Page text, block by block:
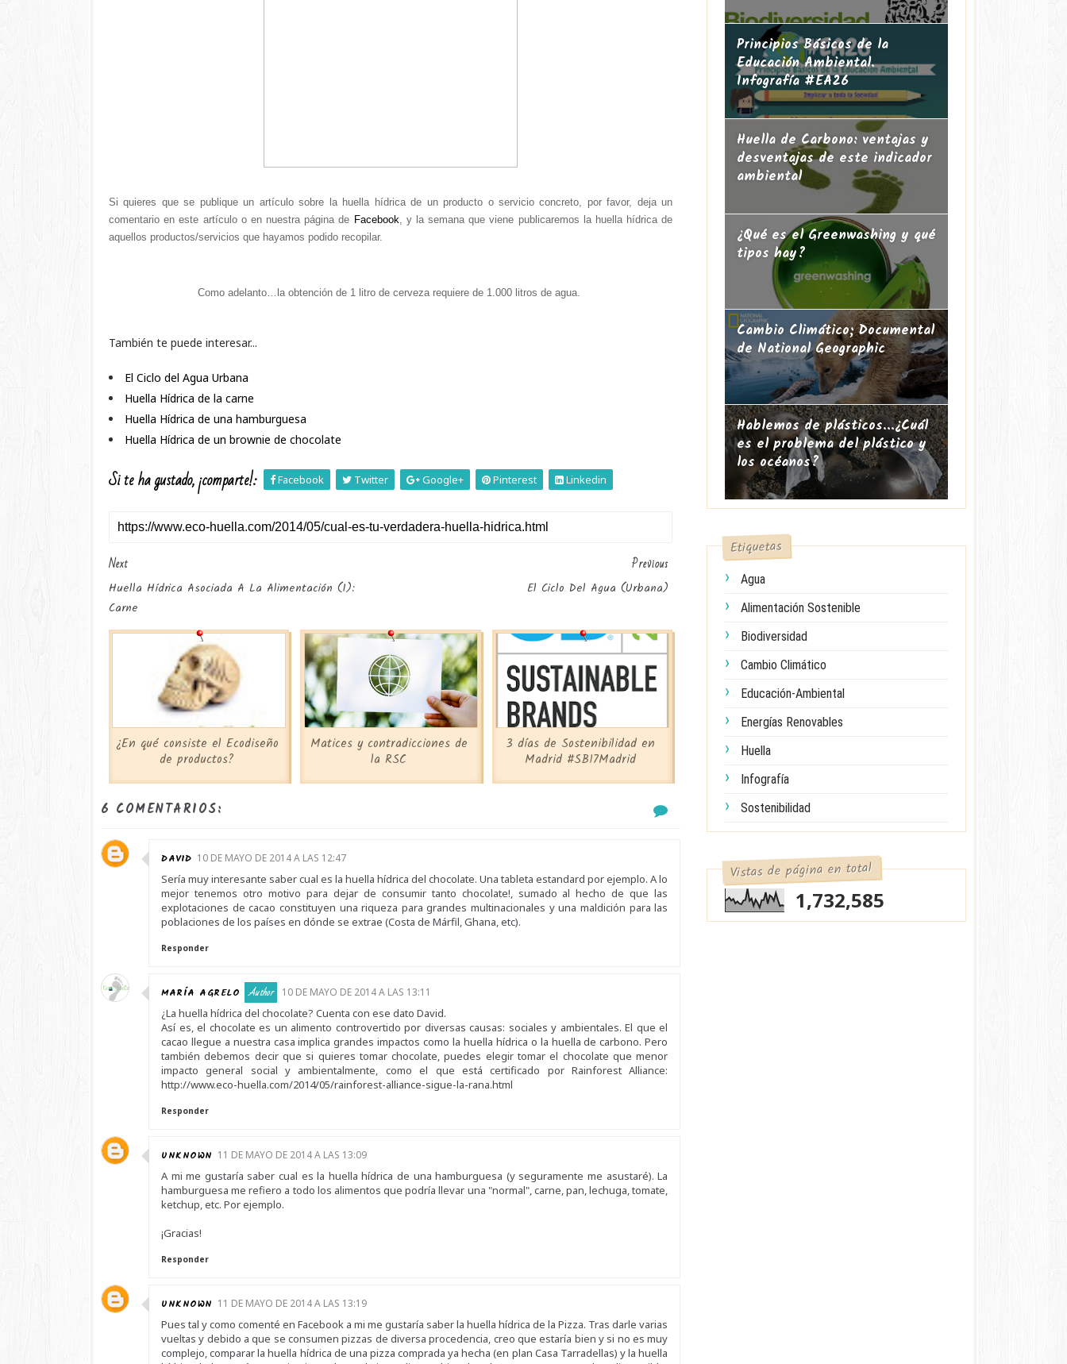
Si quieres que se publique un artículo sobre la huella hídrica de un producto o servicio concreto, por favor, deja un
comentario en este artículo o en nuestra página de Facebook, y la semana que viene publicaremos la huella hídrica de
aquellos productos/servicios que hayamos podido recopilar.
Como adelanto…la obtención de 1 litro de cerveza requiere de 1.000 litros de agua.
También te puede interesar...
El Ciclo del Agua Urbana
Huella Hídrica de la carne
Huella Hídrica de una hamburguesa
Huella Hídrica de un brownie de chocolate
Si te ha gustado, ¡comparte!: Facebook Twitter Google+ Pinterest Linkedin
Next
Huella Hídrica Asociada A La Alimentación (I):
Carne
Previous
El Ciclo Del Agua (Urbana)
¿En qué consiste el Ecodiseño
de productos?
Matices y contradicciones de
la RSC
3 días de Sostenibilidad en
Madrid #SB17Madrid
6 COMENTARIOS:
DAVID 10 DE MAYO DE 2014 A LAS 12:47
Sería muy interesante saber cual es la huella hídrica del chocolate. Una tableta estandard por ejemplo. A lo
mejor tenemos otro motivo para dejar de consumir tanto chocolate!, sumado al hecho de que las
explotaciones de cacao constituyen una riqueza para grandes multinacionales y una maldición para las
poblaciones de los países en dónde se extrae (Costa de Márfil, Ghana, etc).
Responder
MARÍA AGRELO 10 DE MAYO DE 2014 A LAS 13:11
¿La huella hídrica del chocolate? Cuenta con ese dato David.
Así es, el chocolate es un alimento controvertido por diversas causas: sociales y ambientales. El que el
cacao llegue a nuestra casa implica grandes impactos como la huella hídrica o la huella de carbono. Pero
también debemos decir que si quieres tomar chocolate, puedes elegir tomar el chocolate que menor
impacto general social y ambientalmente, como el que está certificado por Rainforest Alliance:
http://www.eco-huella.com/2014/05/rainforest-alliance-sigue-la-rana.html
Responder
UNKNOWN 11 DE MAYO DE 2014 A LAS 13:09
A mi me gustaría saber cual es la huella hídrica de una hamburguesa (y seguramente me asustaré). La
hamburguesa me refiero a todo los alimentos que podría llevar una "normal", carne, pan, lechuga, tomate,
ketchup, etc. Por ejemplo.
¡Gracias!
Responder
UNKNOWN 11 DE MAYO DE 2014 A LAS 13:19
Pues tal y como comenté en Facebook a mi me gustaría saber la huella hídrica de la Pizza. Tras darle varias
vueltas y debido a que se consumen pizzas de diversa procedencia, creo que estaría bien y si no es muy
complejo, comparar la huella hídrica de una pizza comprada ya hecha (en plan Casa Tarradellas) y la huella
Principios Básicos de la
Educación Ambiental.
Infografía #EA26
Huella de Carbono: ventajas y
desventajas de este indicador
ambiental
¿Qué es el Greenwashing y qué
tipos hay?
Cambio Climático; Documental
de National Geographic
Hablemos de plásticos...¿Cuál
es el problema del plástico y
los océanos?
Etiquetas
Agua
Alimentación Sostenible
Biodiversidad
Cambio Climático
Educación-Ambiental
Energías Renovables
Huella
Infografía
Sostenibilidad
Vistas de página en total
1,732,585